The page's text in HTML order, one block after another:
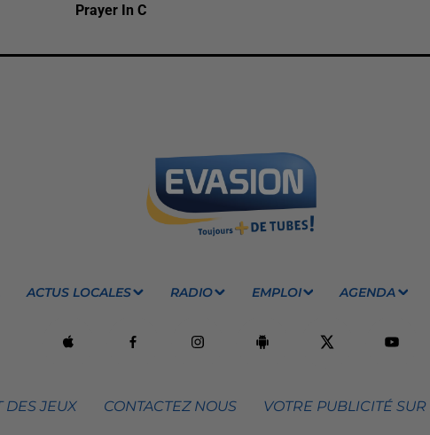
Prayer In C
ACTUS LOCALES RADIO EMPLOI AGENDA
DES JEUX CONTACTEZ NOUS VOTRE PUBLICITÉ